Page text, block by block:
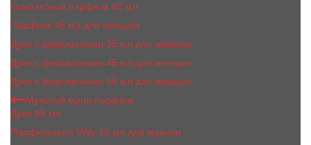
Компактный парфюм 40 мл
Парфюм 45 мл для женщин
Духи с феромонами 35 мл для женщин
Духи с феромонами 45 мл для женщин
Духи с феромонами 55 мл для женщин
Мужской мини парфюм
Духи 65 мл
Парфюмерия Vilily 25 мл для мужчин